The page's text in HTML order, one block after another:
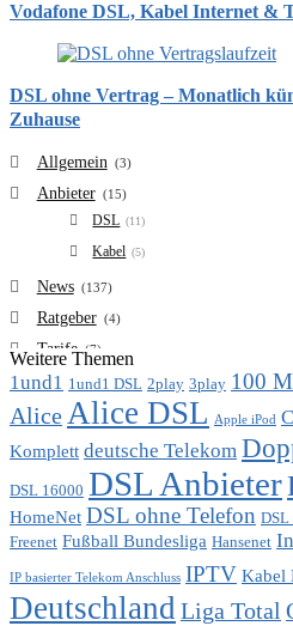
Vodafone DSL, Kabel Internet &
DSL ohne Vertrag – Monatlich
Zuhause
Allgemein (3)
Anbieter (15)
DSL (11)
Kabel (5)
News (137)
Ratgeber (4)
Tarife (7)
VDSL (6)
Vergleich (7)
Weitere Themen
1und1 1und1 DSL 2play 3play 100
AliceAlice DSL Apple iPod
Komplett deutsche Telekom
DSL 16000 DSL Anbieter
HomeNet DSL ohne Telefon DSL
Freenet Fußball Bundesliga Hansenet
IP basierter Telekom Anschluss IPTV Kabel
Deutschland Liga Total